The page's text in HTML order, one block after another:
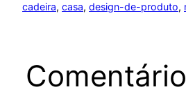
cadeira, casa, design-de-produto,